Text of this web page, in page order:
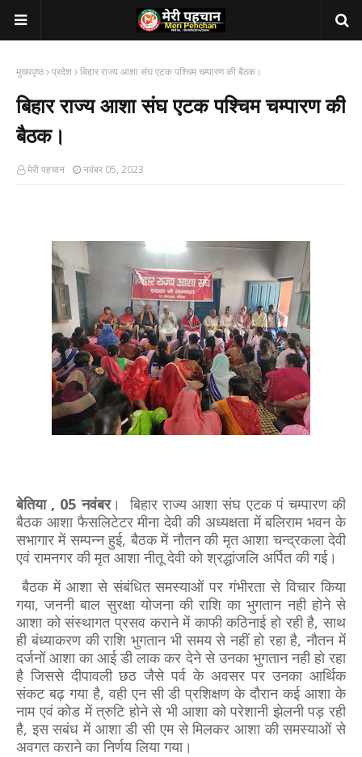
मुख्यपृष्ठ प्रदेश बिहार राज्य आशा संघ एटक पश्चिम चम्पारण की बैठक।
बिहार राज्य आशा संघ एटक पश्चिम चम्पारण की
बैठक।
मेरी पहचान नवंबर 05, 2023
बेतिया , 05 नवंबर। बिहार राज्य आशा संघ एटक पं चम्पारण की
बैठक आशा फैसलिटेटर मीना देवी की अध्यक्षता में बलिराम भवन के
सभागार में सम्पन्न हुई, बैठक में नौतन की मृत आशा चन्द्रकला देवी
एवं रामनगर की मृत आशा नीतू देवी को श्रद्धांजलि अर्पित की गई।
बैठक में आशा से संबंधित समस्याओं पर गंभीरता से विचार किया
गया, जननी बाल सुरक्षा योजना की राशि का भुगतान नही होने से
आशा को संस्थागत प्रसव कराने में काफी कठिनाई हो रही है, साथ
ही बंध्याकरण की राशि भुगतान भी समय से नहीं हो रहा है, नौतन में
दर्जनों आशा का आई डी लाक कर देने से उनका भुगतान नही हो रहा
है जिससे दीपावली छठ जैसे पर्व के अवसर पर उनका आर्थिक
संकट बढ़ गया है, वही एन सी डी प्रशिक्षण के दौरान कई आशा के
नाम एवं कोड में त्रुटि होने से भी आशा को परेशानी झेलनी पड़ रही
है, इस सबंध में आशा डी सी एम से मिलकर आशा की समस्याओं से
अवगत कराने का निर्णय लिया गया।